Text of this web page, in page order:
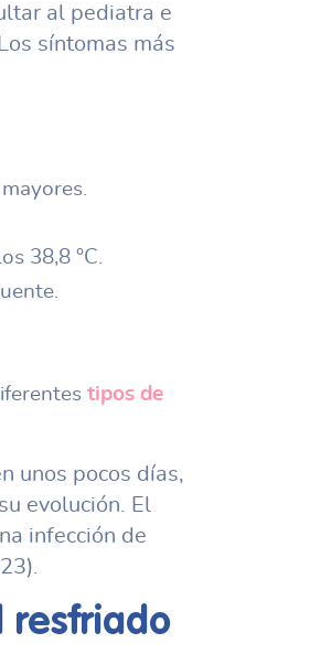
al pediatra e
síntomas más
38,8 °C.
tipos de
unos pocos días,
evolución. El
infección de
resfriado